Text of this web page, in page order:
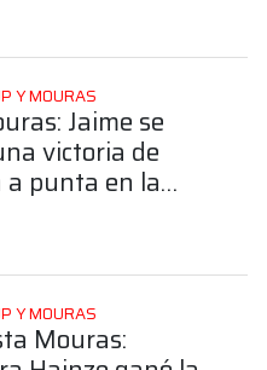
Y MOURAS
Jaime se
victoria de
punta en la
Y MOURAS
Mouras: